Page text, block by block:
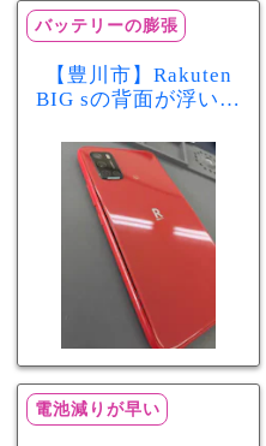
バッテリーの膨張
【豊川市】Rakuten
BIG sの背面が浮いて
リー膨張のサインか
もしれません！バッ
テリー交換修理事例
電池減りが早い